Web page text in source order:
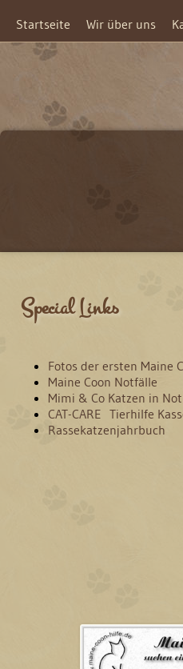
Startseite Wir über uns
Special Links
Fotos der ersten Maine
Maine Coon Notfälle
Mimi & Co Katzen in Not
CAT-CARE Tierhilfe
Rassekatzenjahrbuch